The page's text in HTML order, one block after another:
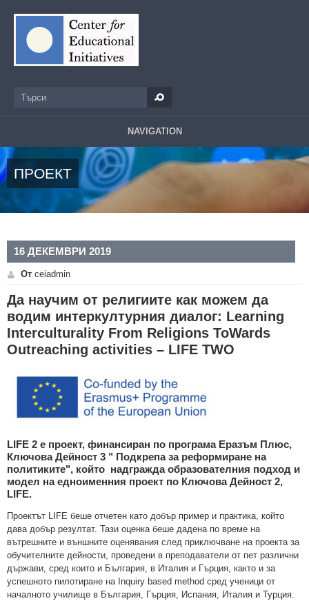
Търси
NAVIGATION
ПРОЕКТ
16 ДЕКЕМВРИ 2019
От ceiadmin
Да научим от религиите как можем да
водим интеркултурния диалог: Learning
Interculturality From Religions ToWards
Outreaching activities – LIFE TWO
LIFE 2 е проект, финансиран по програма Еразъм Плюс,
Ключова Дейност 3 " Подкрепа за реформиране на
политиките", който надгражда образователния подход и
модел на едноименния проект по Ключова Дейност 2,
LIFE.
Проектът LIFE беше отчетен като добър пример и практика, който
дава добър резултат. Тази оценка беше дадена по време на
вътрешните и външните оценявания след приключване на проекта за
обучителните дейности, проведени в преподаватели от пет различни
държави, сред които и България, в Италия и Гърция, както и за
успешното пилотиране на Inquiry based method сред ученици от
началното училище в България, Гърция, Испания, Италия и Турция.